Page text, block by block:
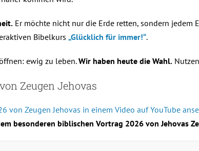
Er möchte nicht nur die Erde retten, sondern jedem
Bibelkurs „Glücklich für immer!“.
ewig zu leben.Wir haben heute die Wahl.
Zeugen Jehovas
Zeugen Jehovas in einem Video auf YouTube
besonderen biblischen Vortrag 2026 von Jehovas